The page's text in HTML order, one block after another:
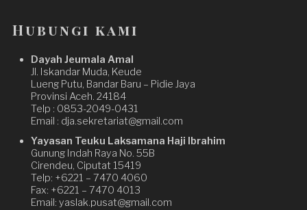
Hubungi kami
Dayah Jeumala Amal
Jl. Iskandar Muda, Keude
Lueng Putu, Bandar Baru – Pidie Jaya
Provinsi Aceh. 24184
Telp : 0853-2049-0431
Email : dja.sekretariat@gmail.com
Yayasan Teuku Laksamana Haji Ibrahim
Gunung Indah Raya No. 55B
Cirendeu, Ciputat 15419
Telp: +6221 – 7470 4060
Fax: +6221 – 7470 4013
Email: yaslak.pusat@gmail.com